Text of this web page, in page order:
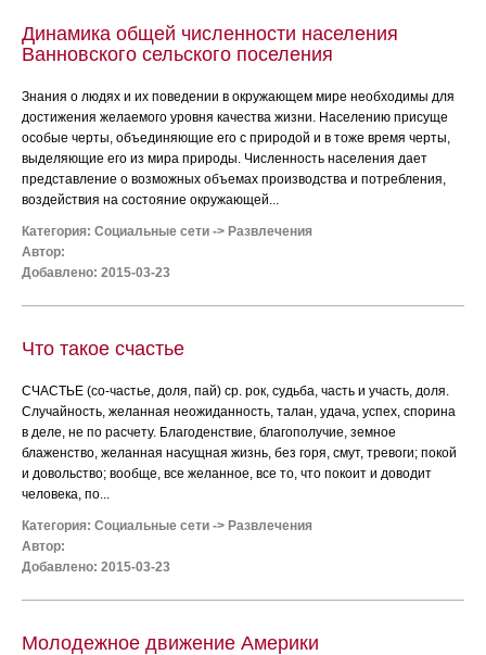
Динамика общей численности населения
Ванновского сельского поселения
Знания о людях и их поведении в окружающем мире необходимы для
достижения желаемого уровня качества жизни. Населению присуще
особые черты, объединяющие его с природой и в тоже время черты,
выделяющие его из мира природы. Численность населения дает
представление о возможных объемах производства и потребления,
воздействия на состояние окружающей...
Категория: Социальные сети -> Развлечения
Автор:
Добавлено: 2015-03-23
Что такое счастье
СЧАСТЬЕ (со-частье, доля, пай) ср. рок, судьба, часть и участь, доля.
Случайность, желанная неожиданность, талан, удача, успех, спорина
в деле, не по расчету. Благоденствие, благополучие, земное
блаженство, желанная насущная жизнь, без горя, смут, тревоги; покой
и довольство; вообще, все желанное, все то, что покоит и доводит
человека, по...
Категория: Социальные сети -> Развлечения
Автор:
Добавлено: 2015-03-23
Молодежное движение Америки